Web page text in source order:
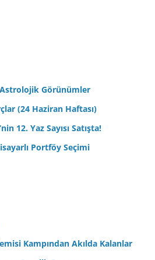
Astrolojik Görünümler
(24 Haziran Haftası)
12. Yaz Sayısı Satışta!
Portföy Seçimi
Kampından Akılda Kalanlar